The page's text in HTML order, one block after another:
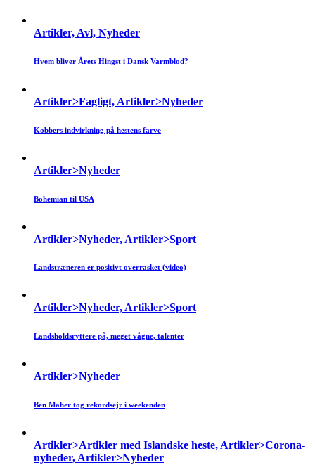
Artikler, Avl, Nyheder
Hvem bliver Årets Hingst i Dansk Varmblod?
Artikler>Fagligt, Artikler>Nyheder
Kobbers indvirkning på hestens farve
Artikler>Nyheder
Bohemian til USA
Artikler>Nyheder, Artikler>Sport
Landstræneren er positivt overrasket (video)
Artikler>Nyheder, Artikler>Sport
Landsholdsryttere på, meget vågne, talenter
Artikler>Nyheder
Ben Maher tog rekordsejr i weekenden
Artikler>Artikler med Islandske heste, Artikler>Corona-
nyheder, Artikler>Nyheder